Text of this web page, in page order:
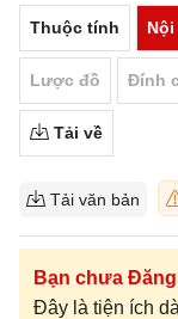
Thuộc tính
Lược đồ Đính
Tải về
Tải văn bản
Bạn chưa
Đây là tiện ích